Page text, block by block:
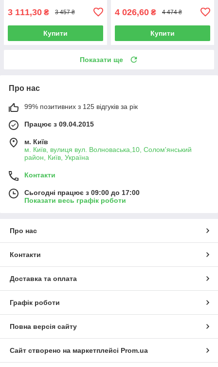
3 111,30 ₴ 3 457 ₴
Купити
4 026,60 ₴ 4 474 ₴
Купити
Показати ще
Про нас
99% позитивних з 125 відгуків за рік
Працює з 09.04.2015
м. Київ
м. Київ, вулиця вул. Волноваська,10, Солом'янський
район, Київ, Україна
Контакти
Сьогодні працює з 09:00 до 17:00
Показати весь графік роботи
Про нас
Контакти
Доставка та оплата
Графік роботи
Повна версія сайту
Сайт створено на маркетплейсі Prom.ua